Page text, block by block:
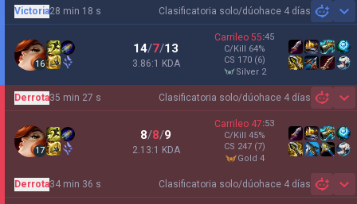
Clasificatoria solo/dúohace 4 días
Victoria28 min 18 s
16
14/7/13
3.86:1 KDA
Carrileo 55:45
C/Kill 64%
CS 170 (6)
silver 2
Clasificatoria solo/dúohace 4 días
Derrota35 min 27 s
17
8/8/9
2.13:1 KDA
Carrileo 47:53
C/Kill 45%
CS 247 (7)
gold 4
Clasificatoria solo/dúohace 4 días
Derrota34 min 36 s